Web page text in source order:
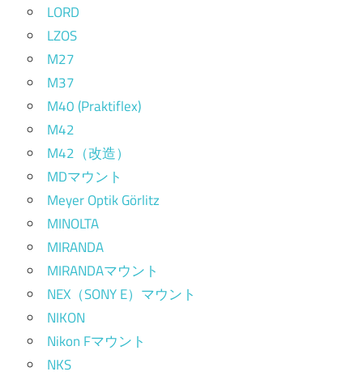
LORD
LZOS
M27
M37
M40 (Praktiflex)
M42
M42（改造）
MDマウント
Meyer Optik Görlitz
MINOLTA
MIRANDA
MIRANDAマウント
NEX（SONY E）マウント
NIKON
Nikon Fマウント
NKS